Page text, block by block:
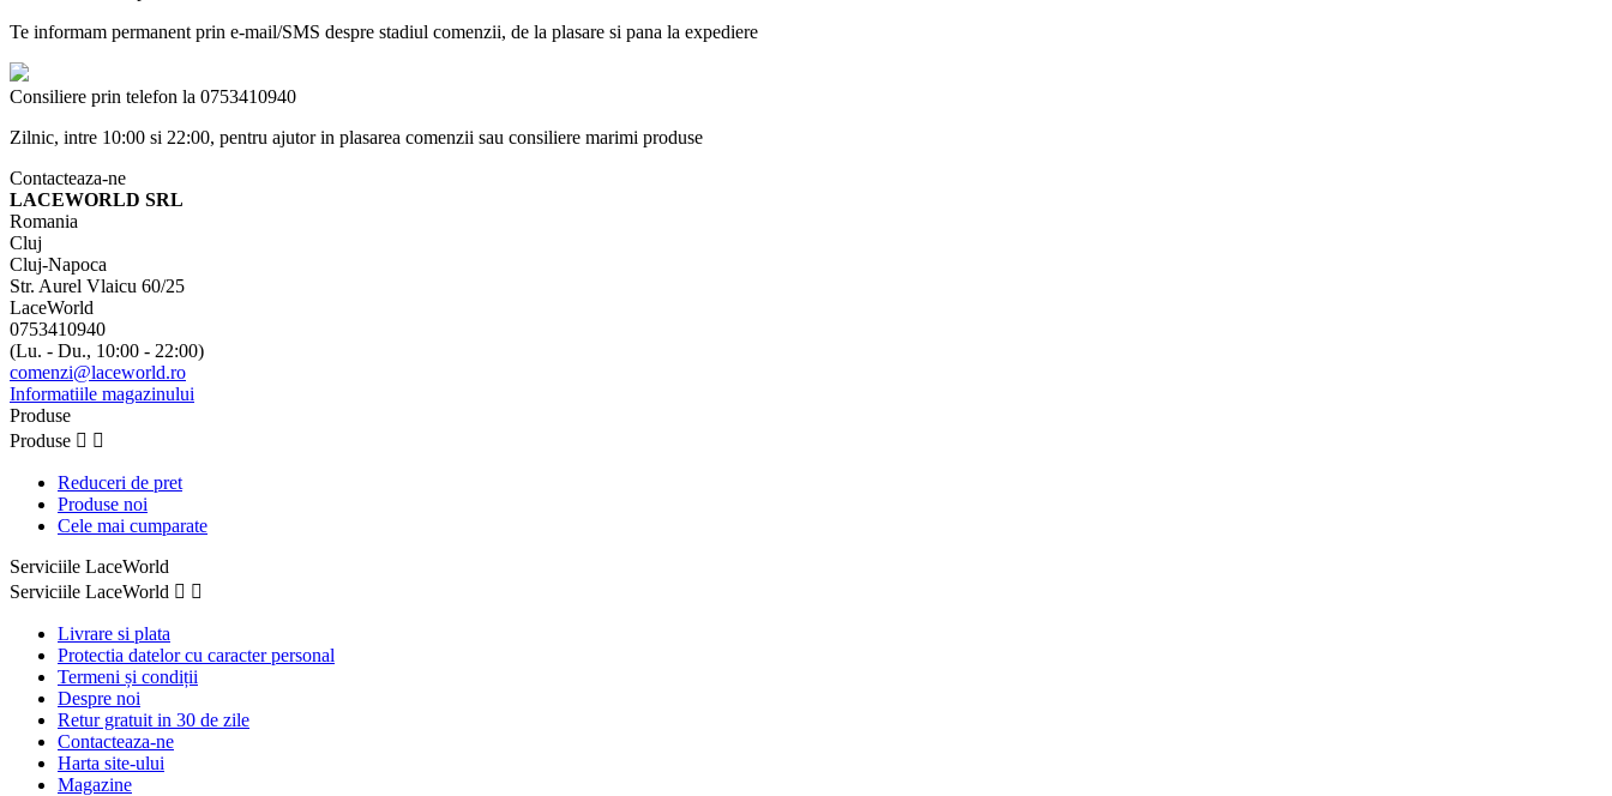
Te informam permanent prin e-mail/SMS despre stadiul comenzii, de la plasare si pana la expediere
Consiliere prin telefon la 0753410940
Zilnic, intre 10:00 si 22:00, pentru ajutor in plasarea comenzii sau consiliere marimi produse
Contacteaza-ne
LACEWORLD SRL
Romania
Cluj
Cluj-Napoca
Str. Aurel Vlaicu 60/25
LaceWorld
0753410940
(Lu. - Du., 10:00 - 22:00)
comenzi@laceworld.ro
Informatiile magazinului
Produse
Produse  
Reduceri de pret
Produse noi
Cele mai cumparate
Serviciile LaceWorld
Serviciile LaceWorld  
Livrare si plata
Protectia datelor cu caracter personal
Termeni și condiții
Despre noi
Retur gratuit in 30 de zile
Contacteaza-ne
Harta site-ului
Magazine